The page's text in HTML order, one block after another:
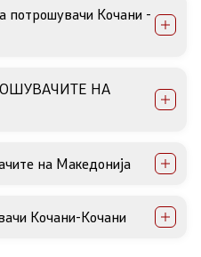
потрошувачи Кочани -
НА
на Македонија
Кочани-Кочани